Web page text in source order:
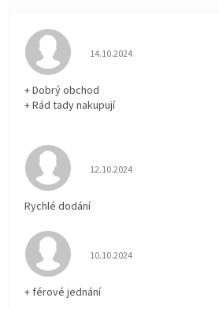
Hodnocení obchodu je 5 z 5
14.10.2024
+ Dobrý obchod
+ Rád tady nakupují
Hodnocení obchodu je 5 z 5
12.10.2024
Rychlé dodání
Hodnocení obchodu je 5 z 5
10.10.2024
+ férové jednání